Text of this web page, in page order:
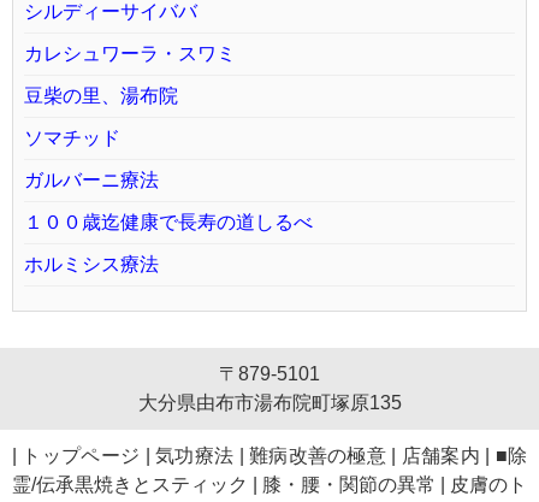
シルディーサイババ
カレシュワーラ・スワミ
豆柴の里、湯布院
ソマチッド
ガルバーニ療法
１００歳迄健康で長寿の道しるべ
ホルミシス療法
〒879-5101
大分県由布市湯布院町塚原135
トップページ 気功療法 難病改善の極意 店舗案内
■除
霊/伝承黒焼きとスティック
膝・腰・関節の異常
皮膚のト